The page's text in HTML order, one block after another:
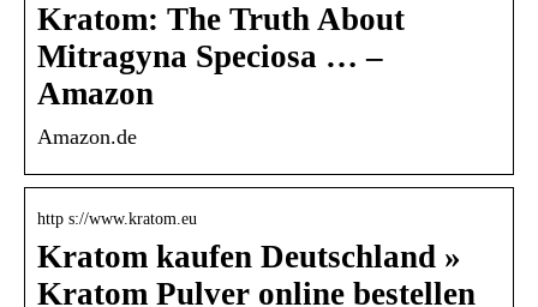
Kratom: The Truth About
Mitragyna Speciosa … –
Amazon
Amazon.de
http s://www.kratom.eu
Kratom kaufen Deutschland »
Kratom Pulver online bestellen